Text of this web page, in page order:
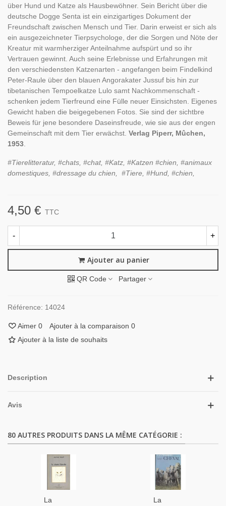
über Hund und Katze als Hausbewöhner. Sein Bericht über die
deutsche Dogge Senta ist ein einzigartiges Dokument der
Freundschaft zwischen Mensch und Tier. Darin erweist er sich als
ein ausgezeichneter Tierpsychologe, der die Sorgen und Nöte der
Kreatur mit warmherziger Anteilnahme aufspürt und so ihr
Vertrauen gewinnt. Auch seine Erlebnisse und Erfahrungen mit
den verschiedensten Katzenarten - angefangen beim Findelkind
Peter-Raule über den blauen Angorakater Jussuf bis hin zur
tibetanischen Tempoelkatze Lulo samt Nachkommenschaft -
schenken jedem Tierfreund eine Fülle neuer Einsichsten. Eigenes
Gewicht haben die beigegebenen Fotos. Sie sind der sichtbre
Beweis für jene besondere Daseinsfreude, wie sie aus der engen
Gemeinschaft mit dem Tier erwächst. Verlag Piperr, Mûchen,
1953
#Tierelitteratur, #chats, #chat, #Katz, #Katzen #chien, #animaux
domestiques, #dressage du chien, #Tiere, #Hund, #chien,
4,50 € TTC
- +
Ajouter au panier
QR Code Partager
Référence: 14024
Aimer 0 Ajouter à la comparaison 0
Ajouter à la liste de souhaits
Description
Avis
80 AUTRES PRODUITS DANS LA MÊME CATÉGORIE :
La
La